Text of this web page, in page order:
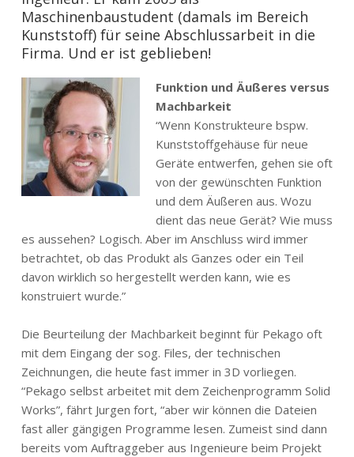
Maschinenbaustudent (damals im Bereich
Kunststoff) für seine Abschlussarbeit in die
Firma. Und er ist geblieben!
Funktion und Äußeres versus
Machbarkeit
“Wenn Konstrukteure bspw.
Kunststoffgehäuse für neue
Geräte entwerfen, gehen sie oft
von der gewünschten Funktion
und dem Äußeren aus. Wozu
dient das neue Gerät? Wie muss
es aussehen? Logisch. Aber im Anschluss wird immer
betrachtet, ob das Produkt als Ganzes oder ein Teil
davon wirklich so hergestellt werden kann, wie es
konstruiert wurde.”
Die Beurteilung der Machbarkeit beginnt für Pekago oft
mit dem Eingang der sog. Files, der technischen
Zeichnungen, die heute fast immer in 3D vorliegen.
“Pekago selbst arbeitet mit dem Zeichenprogramm Solid
Works”, fährt Jurgen fort, “aber wir können die Dateien
fast aller gängigen Programme lesen. Zumeist sind dann
bereits vom Auftraggeber aus Ingenieure beim Projekt